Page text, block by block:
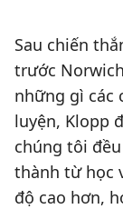
Sau chiến
trước
những gì các
luyện, Klopp
chúng tôi
thành từ học
độ cao hơn,